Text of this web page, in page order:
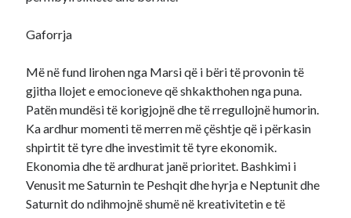
Gaforrja
Më në fund lirohen nga Marsi që i bëri të provonin të
gjitha llojet e emocioneve që shkakthohen nga puna.
Patën mundësi të korigjojnë dhe të rregullojnë humorin.
Ka ardhur momenti të merren më çështje që i përkasin
shpirtit të tyre dhe investimit të tyre ekonomik.
Ekonomia dhe të ardhurat janë prioritet. Bashkimi i
Venusit me Saturnin te Peshqit dhe hyrja e Neptunit dhe
Saturnit do ndihmojnë shumë në kreativitetin e të